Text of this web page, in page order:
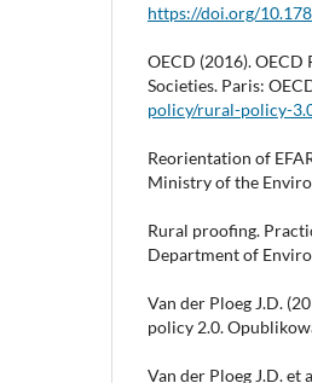
https://doi.org/
OECD (2016).
Societies. Paris:
policy/rural-policy-
Reorientation of
Ministry of the
Rural proofing.
Department of
Van der Ploeg J.D.
policy 2.0.
Van der Ploeg J.D. et